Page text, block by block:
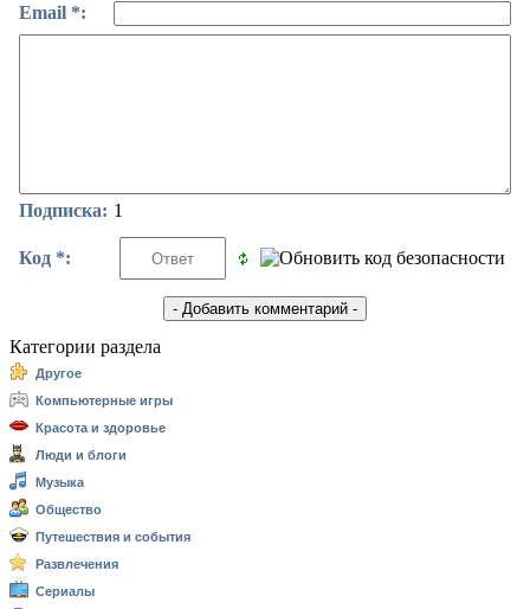
Email *:
Подписка: 1
Код *:
Категории раздела
Другое
Компьютерные игры
Красота и здоровье
Люди и блоги
Музыка
Общество
Путешествия и события
Развлечения
Сериалы